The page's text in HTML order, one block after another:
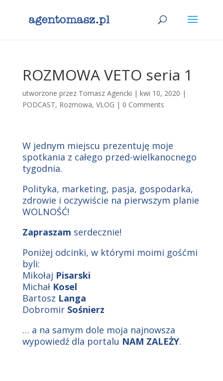
ROZMOWA VETO seria 1
utworzone przez Tomasz Agencki | kwi 10, 2020 |
PODCAST, Rozmowa, VLOG | 0 Comments
W jednym miejscu prezentuję moje
spotkania z całego przed-wielkanocnego
tygodnia.
Polityka, marketing, pasja, gospodarka,
zdrowie i oczywiście na pierwszym planie
WOLNOŚĆ!
Zapraszam serdecznie!
Poniżej odcinki, w którymi moimi gośćmi
byli:
Mikołaj Pisarski
Michał Kosel
Bartosz Langa
Dobromir Sośnierz
… a na samym dole moja najnowsza
wypowiedź dla portalu NAM ZALEŻY.